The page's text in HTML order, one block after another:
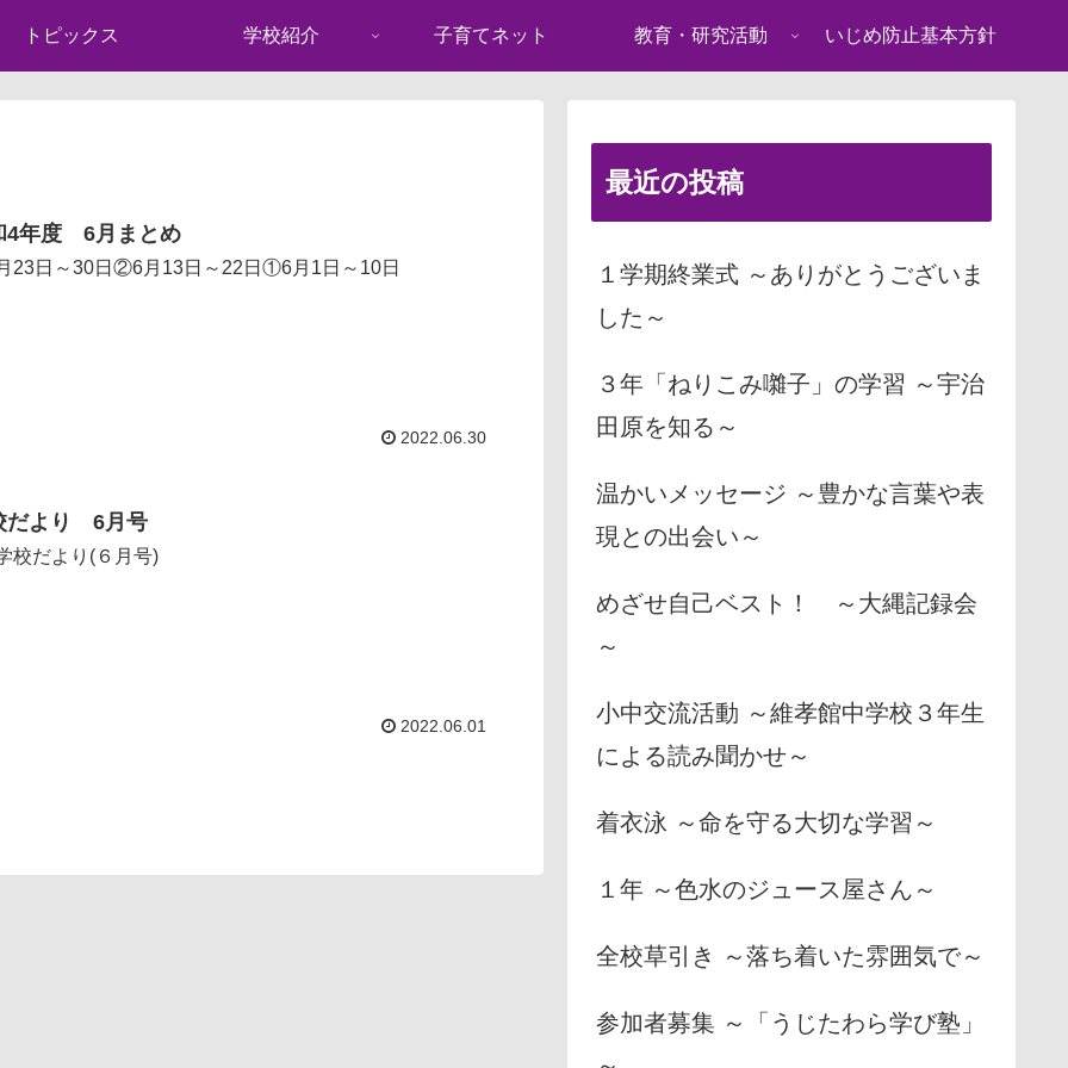
トピックス 学校紹介 子育てネット 教育・研究活動 いじめ防止基本方針
4年度 6月まとめ
23日～30日②6月13日～22日①6月1日～10日
2022.06.30
だより 6月号
校だより(６月号)
2022.06.01
最近の投稿
１学期終業式 ～ありがとうございま
した～
３年「ねりこみ囃子」の学習 ～宇治
田原を知る～
温かいメッセージ ～豊かな言葉や表
現との出会い～
めざせ自己ベスト！ ～大縄記録会
～
小中交流活動 ～維孝館中学校３年生
による読み聞かせ～
着衣泳 ～命を守る大切な学習～
１年 ～色水のジュース屋さん～
全校草引き ～落ち着いた雰囲気で～
参加者募集 ～「うじたわら学び塾」